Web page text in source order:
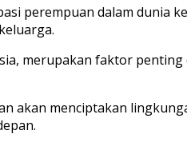
perempuan dalam dunia
merupakan faktor
akan menciptakan